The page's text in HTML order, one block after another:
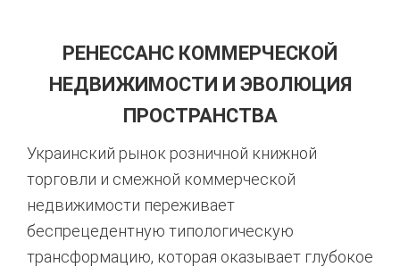
РЕНЕССАНС КОММЕРЧЕСКОЙ
НЕДВИЖИМОСТИ И ЭВОЛЮЦИЯ
ПРОСТРАНСТВА
Украинский рынок розничной книжной
торговли и смежной коммерческой
недвижимости переживает
беспрецедентную типологическую
трансформацию, которая оказывает глубокое